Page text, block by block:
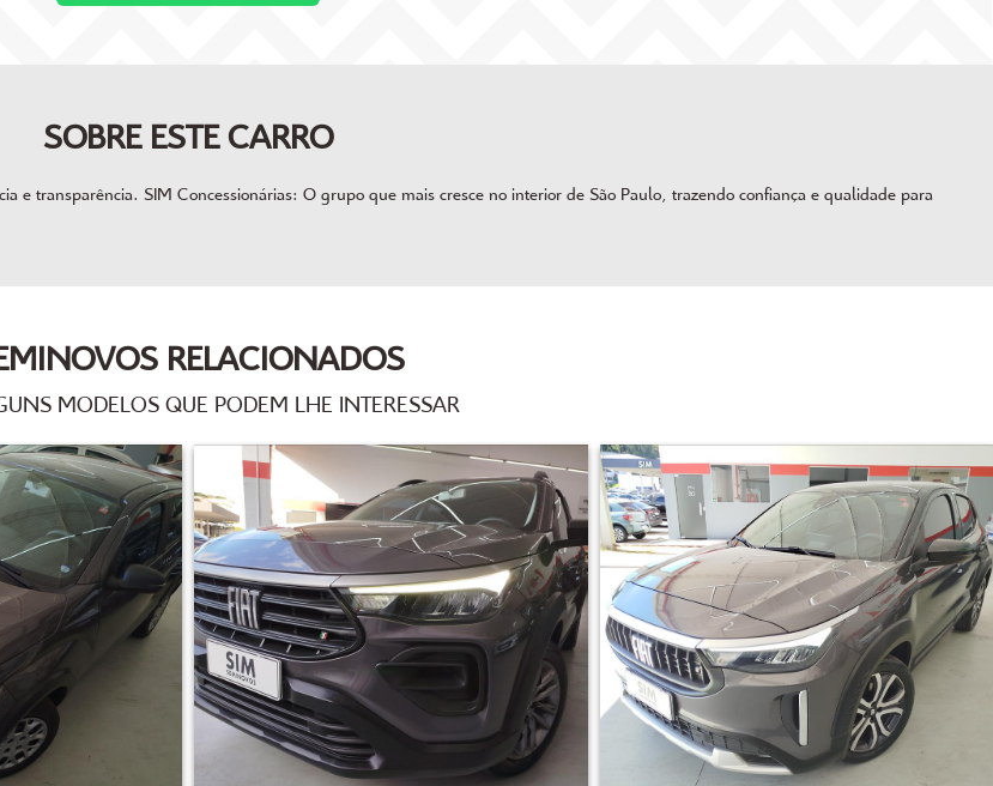
SOBRE ESTE CARRO
e transparência. SIM Concessionárias: O grupo que mais cresce no interior de São Paulo, trazendo confiança e qualidade para
RELACIONADOS
MODELOS QUE PODEM LHE INTERESSAR